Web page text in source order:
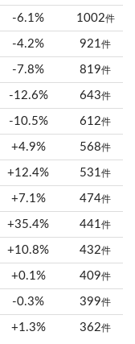
-6.1% 1002件
-4.2% 921件
-7.8% 819件
-12.6% 643件
-10.5% 612件
+4.9% 568件
+12.4% 531件
+7.1% 474件
+35.4% 441件
+10.8% 432件
+0.1% 409件
-0.3% 399件
+1.3% 362件